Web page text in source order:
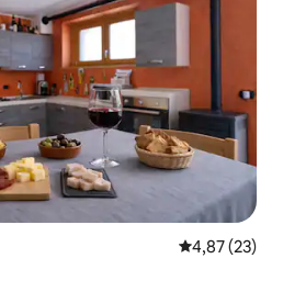
Évaluation
4,87 (23)